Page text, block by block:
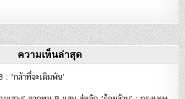
ความเห็นล่าสุด
: ‘กล้าที่จะเดิมพัน’